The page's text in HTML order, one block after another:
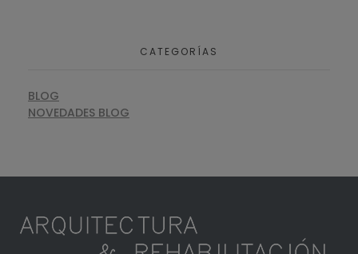
CATEGORÍAS
BLOG
NOVEDADES BLOG